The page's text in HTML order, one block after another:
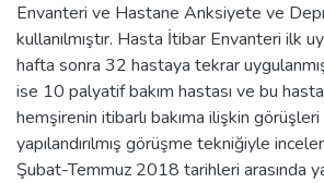
Envanteri ve Hastane Anksiyete ve
kullanılmıştır. Hasta İtibar Envanteri ilk
hafta sonra 32 hastaya tekrar
ise 10 palyatif bakım hastası ve bu
hemşirenin itibarlı bakıma ilişkin görüşleri
yapılandırılmış görüşme tekniğiyle
Şubat-Temmuz 2018 tarihleri arasında